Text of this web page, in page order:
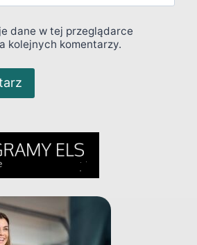
dane w tej przeglądarce
kolejnych komentarzy.